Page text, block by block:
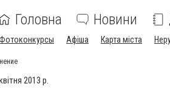
Головна Новини
Афіша Карта міста
2013 р.